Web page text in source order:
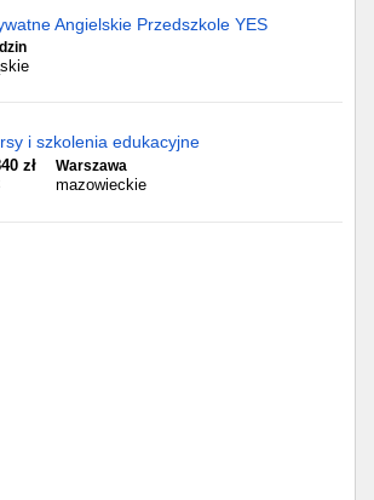
Angielskie Przedszkole YES
i szkolenia edukacyjne
zł Warszawa
mazowieckie